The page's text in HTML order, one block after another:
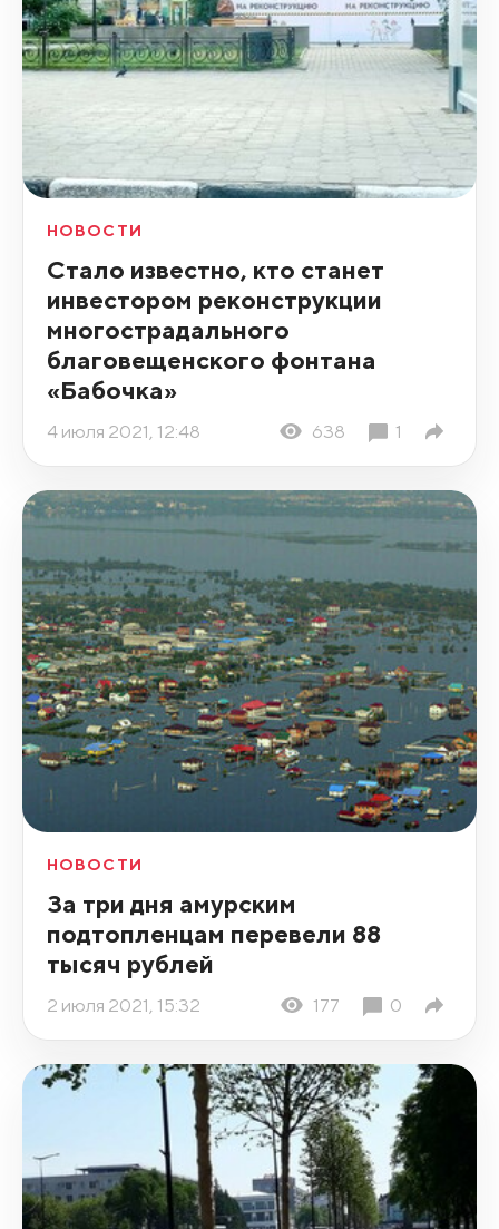
НОВОСТИ
Стало известно, кто станет
инвестором реконструкции
многострадального
благовещенского фонтана
«Бабочка»
4 июля 2021, 12:48 638 1
НОВОСТИ
За три дня амурским
подтопленцам перевели 88
тысяч рублей
2 июля 2021, 15:32 177 0